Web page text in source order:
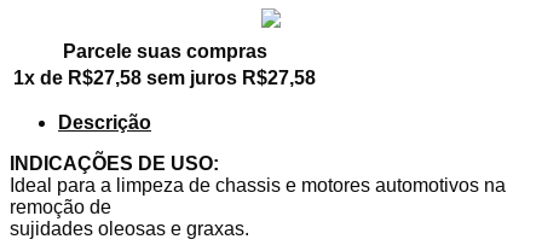
Parcele suas compras
1x de R$27,58 sem juros R$27,58
Descrição
INDICAÇÕES DE USO:
Ideal para a limpeza de chassis e motores automotivos na
remoção de
sujidades oleosas e graxas.